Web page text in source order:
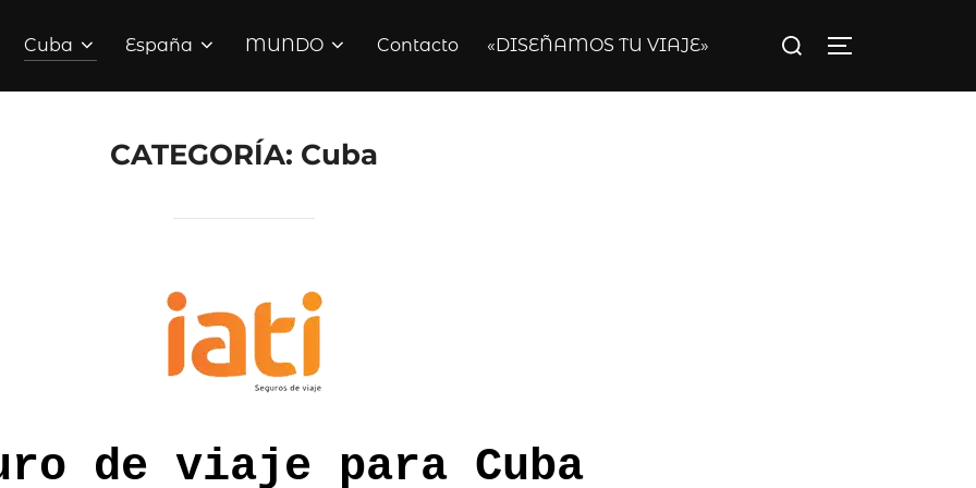
Cuba España MUNDO Contacto «DISEÑAMOS TU VIAJE»
ALTERNAR LA
CATEGORÍA: Cuba
de viaje para Cuba